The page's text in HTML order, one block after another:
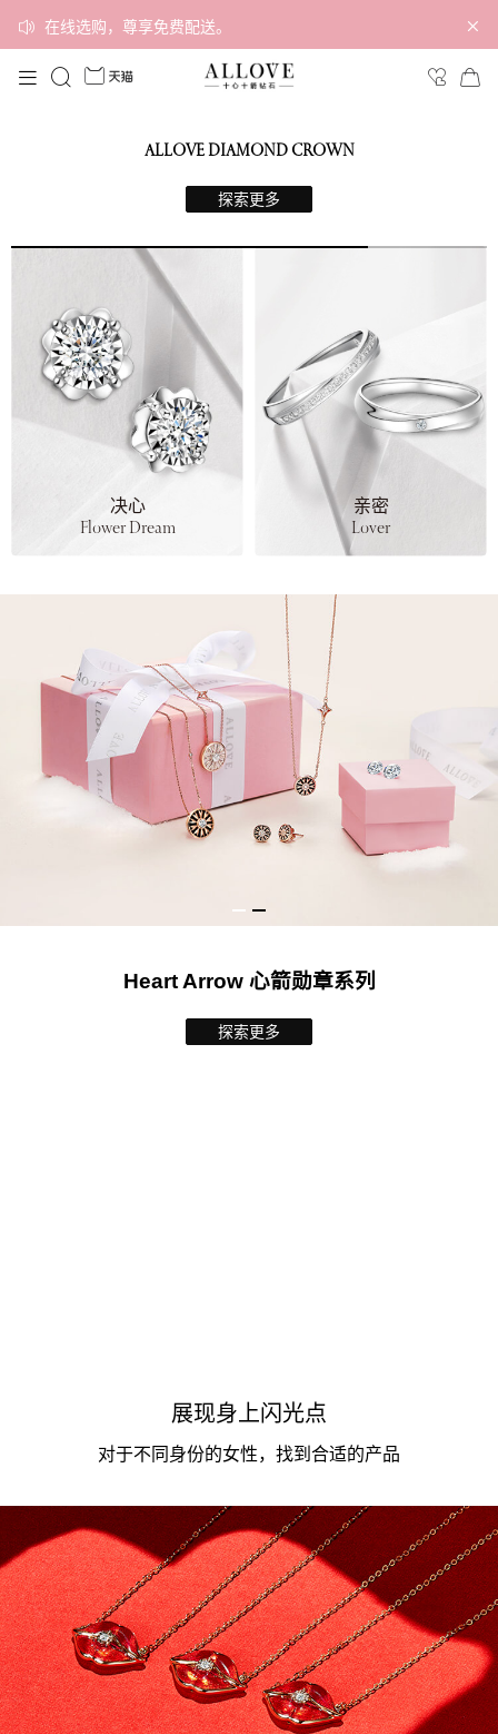
在线选购，尊享免费配送。
ALLOVE DIAMOND CROWN
探索更多
决心
Flower Dream
亲密
Lover
Heart Arrow 心箭勋章系列
探索更多
展现身上闪光点
对于不同身份的女性，找到合适的产品